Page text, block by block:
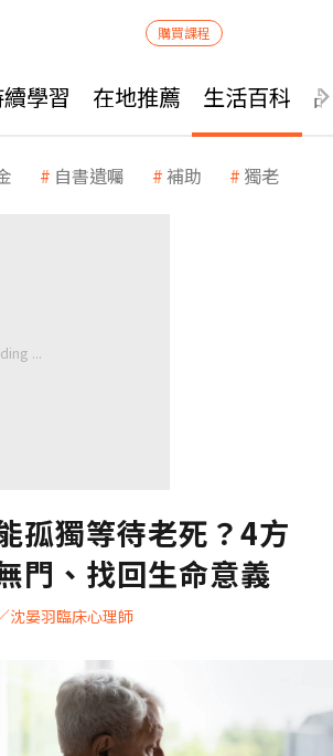
購買課程
學習 在地推薦 生活百科
自書遺囑 補助 獨老
孤獨等待老死？4方
門、找回生命意義
沈晏羽臨床心理師